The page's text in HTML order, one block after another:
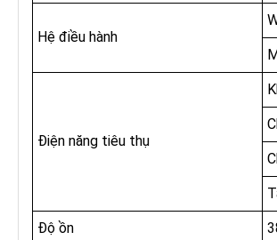
Hệ điều hành
Điện năng tiêu thụ
Độ ồn